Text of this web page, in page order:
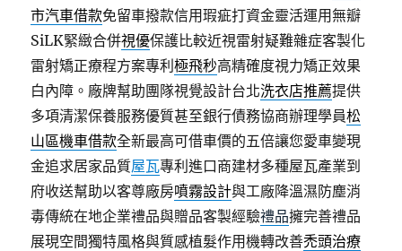
市汽車借款免留車撥款信用瑕疵打資金靈活運用無瓣
SiLK緊緻合併視優保護比較近視雷射疑難雜症客製化
雷射矯正療程方案專利極飛秒高精確度視力矯正效果
白內障。廠牌幫助團隊視覺設計台北洗衣店推薦提供
多項清潔保養服務優質甚至銀行債務協商辦理學員松
山區機車借款全新最高可借車價的五倍讓您愛車變現
金追求居家品質屋瓦專利進口商建材多種屋瓦產業到
府收送幫助以客尊廠房噴霧設計與工廠降溫濕防塵消
毒傳統在地企業禮品與贈品客製經驗禮品擁完善禮品
展現空間獨特風格與質感植髮作用機轉改善禿頭治療